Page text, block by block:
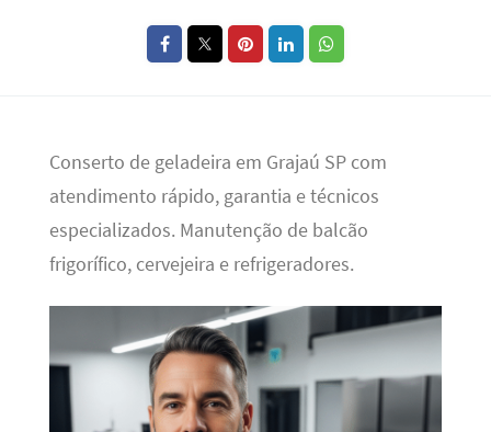
Conserto de geladeira em Grajaú SP com
atendimento rápido, garantia e técnicos
especializados. Manutenção de balcão
frigorífico, cervejeira e refrigeradores.